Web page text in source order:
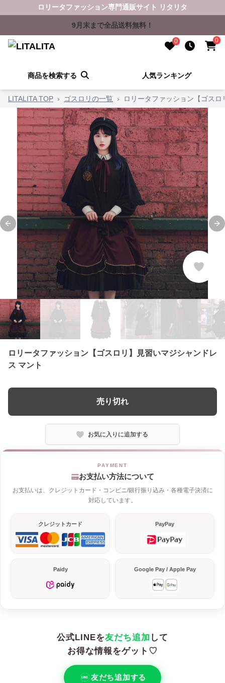
ロリータファッション専門通販サイト リタリタ
9月末まで全品送料無料！
0 0
商品を検索する 人気ランキング
LITALITA TOP › ゴスロリの一覧 › ロリータファッション【ゴス
Previous slide
ロリータファッション【ゴスロリ】見習いマジシャンドレ
ス マント
売り切れ
お気に入りに追加する
お支払い方法について
お支払いは、クレジットカード・コンビニ/銀行振り込み・各種電子決済に
対応しています。
クレジットカード PayPay
Paidy Google Pay / Apple Pay
公式LINEを友だち追加 して
お得な情報をゲット♡
友だち追加する